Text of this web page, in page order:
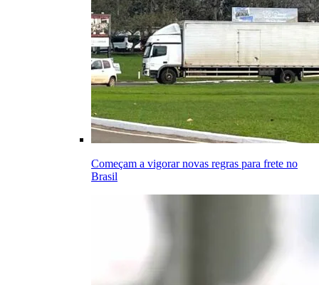
Começam a vigorar novas regras para frete no
Brasil